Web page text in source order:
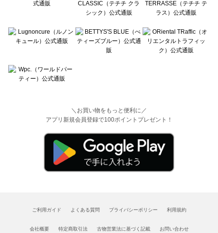
＼お買い物をもっと便利に／
アプリ新規会員登録で100ポイントプレゼント！
ご利用ガイド よくある質問 プライバシーポリシー 利用規約
会社概要 特定商取引法 古物営業法に基づく記載 お問い合わせ